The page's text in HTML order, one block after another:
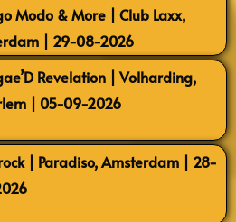
Modo & More | Club Laxx,
| 29-08-2026
Revelation | Volharding,
| 05-09-2026
| Paradiso, Amsterdam | 28-